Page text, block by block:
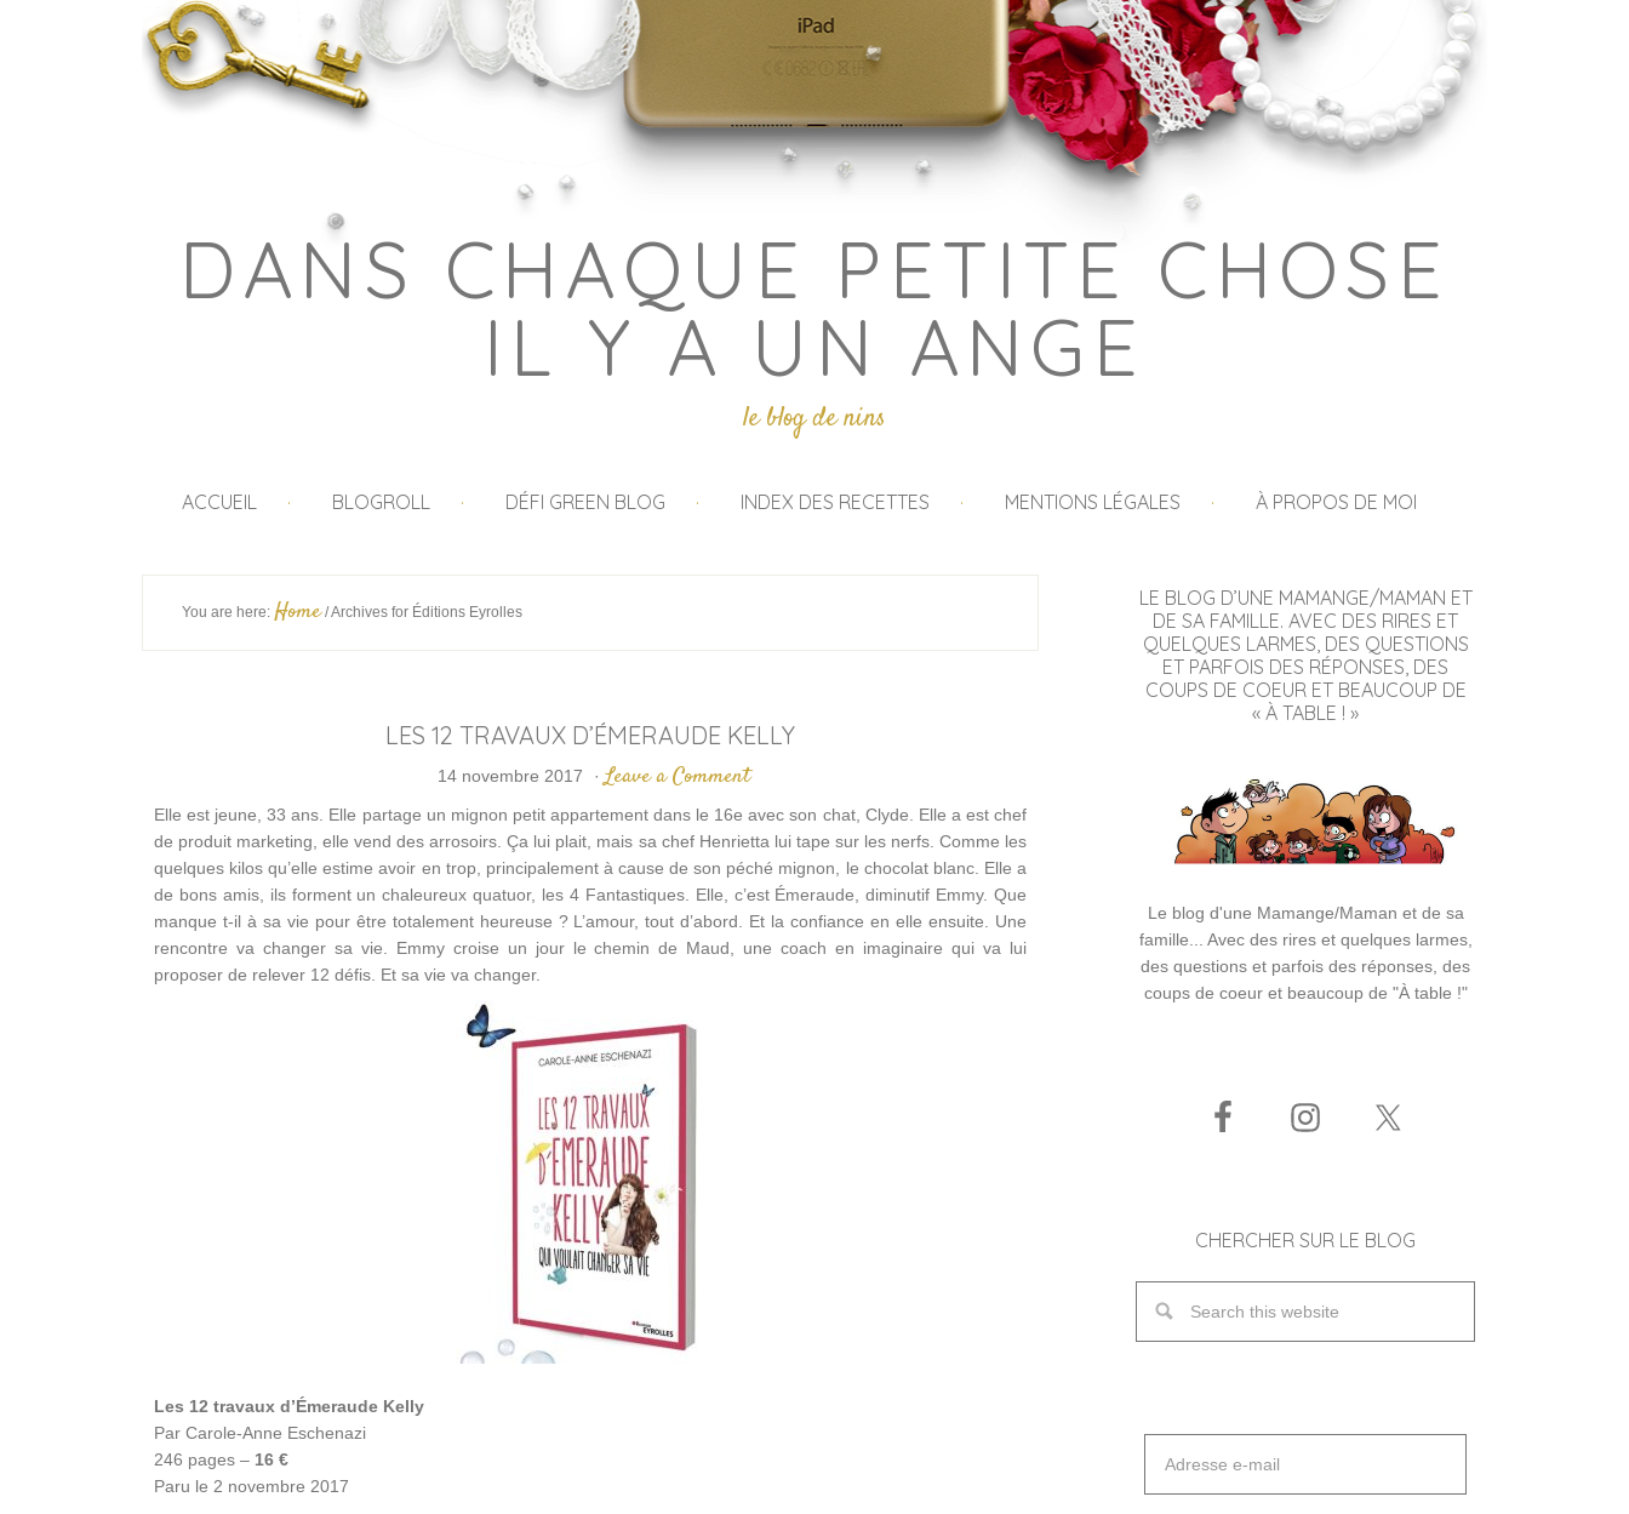
DANS CHAQUE PETITE CHOSE
IL Y A UN ANGE
le blog de nins
ACCUEIL BLOGROLL DÉFI GREEN BLOG INDEX DES RECETTES MENTIONS LÉGALES À PROPOS DE MOI
You are here: Home /Archives for Éditions Eyrolles
LES 12 TRAVAUX D’ÉMERAUDE KELLY
14 novembre 2017 · Leave a Comment
Elle est jeune, 33 ans. Elle partage un mignon petit appartement dans le 16e avec son chat, Clyde. Elle a est chef
de produit marketing, elle vend des arrosoirs. Ça lui plait, mais sa chef Henrietta lui tape sur les nerfs. Comme les
quelques kilos qu’elle estime avoir en trop, principalement à cause de son péché mignon, le chocolat blanc. Elle a
de bons amis, ils forment un chaleureux quatuor, les 4 Fantastiques. Elle, c’est Émeraude, diminutif Emmy. Que
manque t-il à sa vie pour être totalement heureuse ? L’amour, tout d’abord. Et la confiance en elle ensuite. Une
rencontre va changer sa vie. Emmy croise un jour le chemin de Maud, une coach en imaginaire qui va lui
proposer de relever 12 défis. Et sa vie va changer.
Les 12 travaux d’Émeraude Kelly
Par Carole-Anne Eschenazi
246 pages – 16 €
Paru le 2 novembre 2017
LE BLOG D’UNE MAMANGE/MAMAN ET
DE SA FAMILLE. AVEC DES RIRES ET
QUELQUES LARMES, DES QUESTIONS
ET PARFOIS DES RÉPONSES, DES
COUPS DE COEUR ET BEAUCOUP DE
« À TABLE ! »
Le blog d'une Mamange/Maman et de sa
famille... Avec des rires et quelques larmes,
des questions et parfois des réponses, des
coups de coeur et beaucoup de "À table !"
CHERCHER SUR LE BLOG
mail